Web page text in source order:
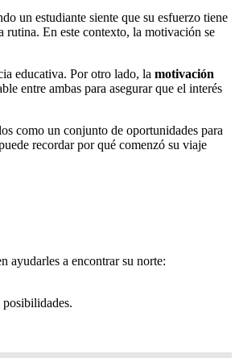
un estudiante siente que su esfuerzo tiene
rutina. En este contexto, la motivación se
educativa. Por otro lado, la motivación
entre ambas para asegurar que el interés
como un conjunto de oportunidades para
recordar por qué comenzó su viaje
ayudarles a encontrar su norte:
posibilidades.